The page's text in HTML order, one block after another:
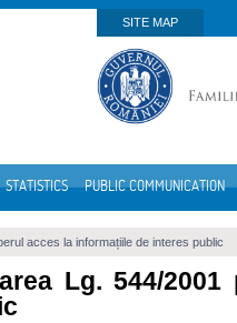
SITE MAP
STATISTICS PUBLIC COMMUNICATION
acces la informațiile de interes public
Lg. 544/